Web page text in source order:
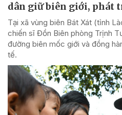
dân giữ biên giới, phát
Tại xã vùng biên Bát Xát (tỉnh
chiến sĩ Đồn Biên phòng Trịnh
đường biên mốc giới và đồng
tế.